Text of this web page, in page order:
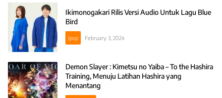
Ikimonogakari Rilis Versi Audio Untuk Lagu Blue
Bird
Jpop February 3, 2024
Demon Slayer : Kimetsu no Yaiba – To the Hashira
Training, Menuju Latihan Hashira yang
Menantang